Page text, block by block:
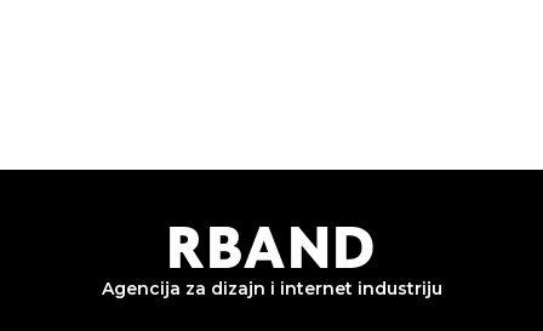
RBAND
Agencija za dizajn i internet industriju